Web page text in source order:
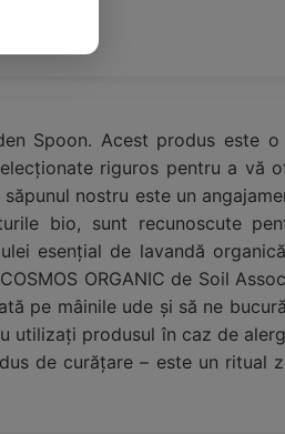
Spoon. Acest produs este
riguros pentru a vă
nostru este un
bio, sunt recunoscute
esențial de lavandă
ORGANIC de Soil
pe mâinile ude și să ne
utilizați produsul în caz de
de curățare – este un ritual